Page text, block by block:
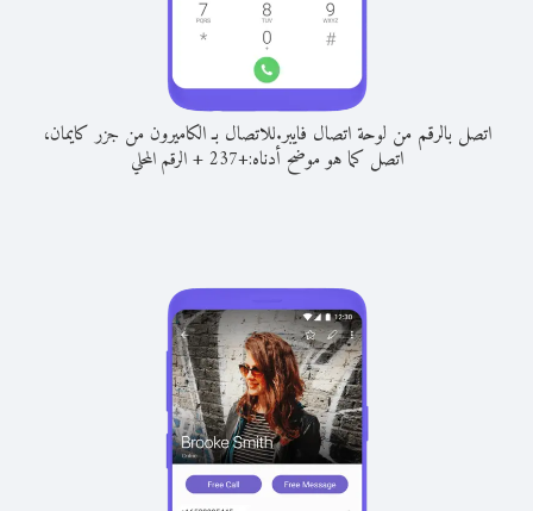
اتصل بالرقم من لوحة اتصال فايبر.للاتصال بـ الكاميرون من جزر كايمان،
اتصل كما هو موضح أدناه:+
237
+الرقم المحلي